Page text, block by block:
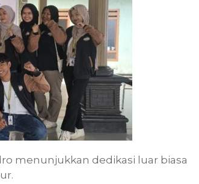
menunjukkan dedikasi luar biasa